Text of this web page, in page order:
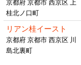
京都府 京都市 西京区 上
桂北ノ口町
リアン桂イースト
京都府 京都市 西京区 川
島北裏町